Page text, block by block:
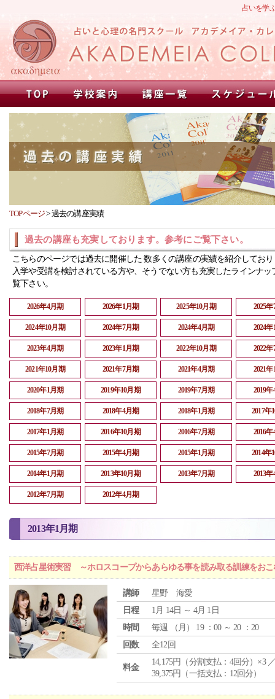
占いを学
TOPページ>過去の講座実績
過去の講座も充実しております。参考にご覧下さい。
こちらのページでは過去に開催した 数多くの講座の実績を紹介してお
入学や受講を検討されている方や、そうでない方も充実したラインナッ
覧下さい。
2026年4月期 2026年1月期 2025年10月期 2025
2024年10月期 2024年7月期 2024年4月期 2024
2023年4月期 2023年1月期 2022年10月期 2022
2021年10月期 2021年7月期 2021年4月期 2021
2020年1月期 2019年10月期 2019年7月期 2019
2018年7月期 2018年4月期 2018年1月期 2017年
2017年1月期 2016年10月期 2016年7月期 2016
2015年7月期 2015年4月期 2015年1月期 2014年
2014年1月期 2013年10月期 2013年7月期 2013
2012年7月期 2012年4月期
2013年1月期
西洋占星術実習 ～ホロスコープからあらゆる事を読み取る訓練をおこ
講師
星野 海愛
日程
1月 14日 ～ 4月 1日
時間
毎週 （ 月 ） 19 ：00 ～ 20 ：20
回数
全12回
料金
14,175円（分割支払：4回分）×3
39,375円（一括支払：12回分）